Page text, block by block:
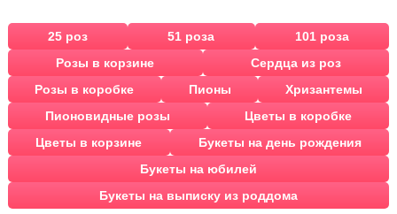
25 роз 51 роза
101 роза
Розы в корзине
Сердца из роз
Розы в коробке
Пионы
Хризантемы
Пионовидные розы
Цветы в коробке
Цветы в корзине
Букеты на день рождения
Букеты на юбилей
Букеты на выписку из роддома